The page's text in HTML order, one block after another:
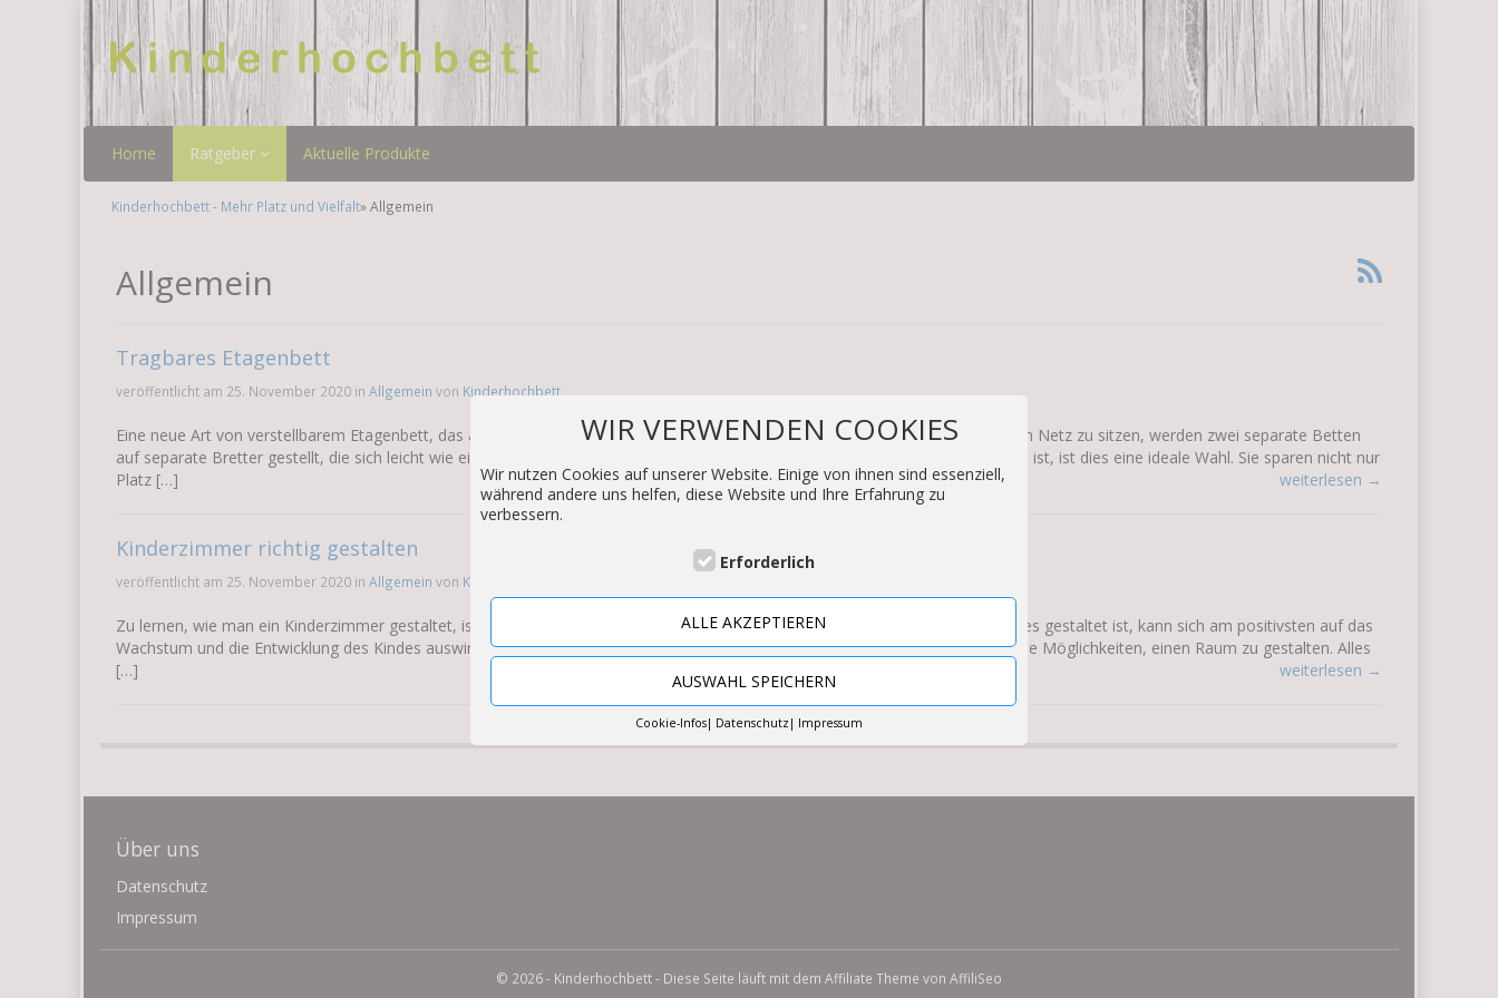
Home Ratgeber Aktuelle Produkte
Kinderhochbett - Mehr Platz und Vielfalt» Allgemein
Allgemein
Tragbares Etagenbett
veröffentlicht am 25. November 2020 in Allgemein von Kinderhochbett
Eine neue Art von verstellbarem Etagenbett, das an Popularität gewinnt, ist das tragbare Etagenbett. Anstatt auf einem stabilen Netz zu sitzen, werden zwei separate Betten
auf separate Bretter gestellt, die sich leicht wie ein kleines Bett zusammenklappen lassen. Wenn das Zimmer Ihres Kindes klein ist, ist dies eine ideale Wahl. Sie sparen nicht nur
Platz […]
weiterlesen →
Kinderzimmer richtig gestalten
veröffentlicht am 25. November 2020 in Allgemein von Kinderhochbett
Zu lernen, wie man ein Kinderzimmer gestaltet, ist sehr wichtig. Ein Raum, der nach den Bedürfnissen und Interessen des Kindes gestaltet ist, kann sich am positivsten auf das
Wachstum und die Entwicklung des Kindes auswirken und der angenehmste Ort sein, in dem es sich aufhalten kann. Es gibt viele Möglichkeiten, einen Raum zu gestalten. Alles
[…]
weiterlesen →
Über uns
Datenschutz
Impressum
© 2026 - Kinderhochbett - Diese Seite läuft mit dem Affiliate Theme von AffiliSeo
WIR VERWENDEN COOKIES
Wir nutzen Cookies auf unserer Website. Einige von ihnen sind essenziell,
während andere uns helfen, diese Website und Ihre Erfahrung zu
verbessern.
Erforderlich
ALLE AKZEPTIEREN
AUSWAHL SPEICHERN
Cookie-Infos Datenschutz Impressum